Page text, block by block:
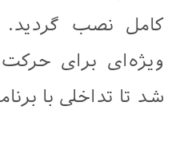
کامل نصب گردید.
ویژه‌ای برای حرکت
شد تا تداخلی با